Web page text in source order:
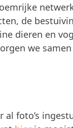
de
dieren en
we
al foto’s